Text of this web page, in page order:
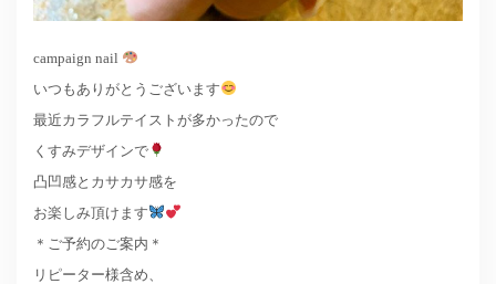
campaign nail
いつもありがとうございます
最近カラフルテイストが多かったので
くすみデザインで
凸凹感とカサカサ感を
お楽しみ頂けます
＊ご予約のご案内＊
リピーター様含め、